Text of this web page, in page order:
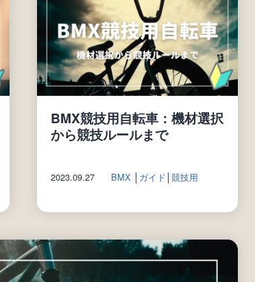
BMX競技用自転車：機材選択
から競技ルールまで
2023.09.27 BMX ガイド 競技用